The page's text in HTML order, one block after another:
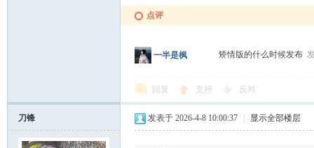
点评
一半是枫 矫情版的什么时候发布
回复 支持 反对
刀锋 发表于 2026-4-8 10:00:37 显示全部楼层